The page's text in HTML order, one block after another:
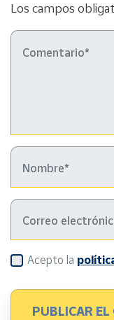
Los campos
Acepto la